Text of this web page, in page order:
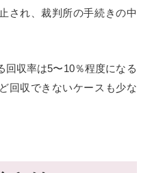
され、裁判所の手続きの中
回収率は5〜10％程度になる
回収できないケースも少な